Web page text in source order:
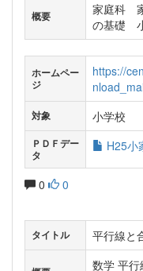
概要
家庭科
の基礎
ホームペー
ジ
https://
対象 小学校
ＰＤＦデー
タ
H25小
0 0
タイトル 平行線と
数学 平